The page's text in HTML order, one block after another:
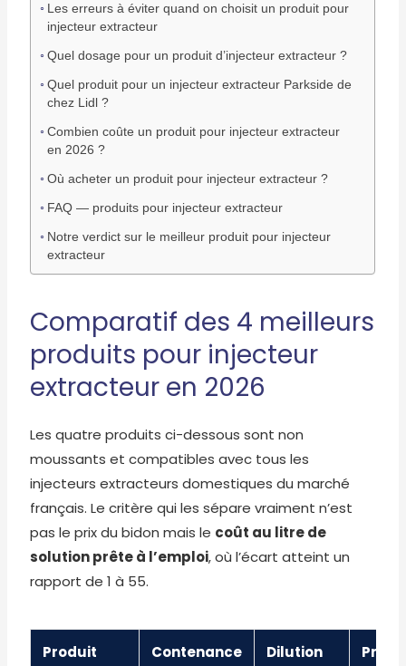
Les erreurs à éviter quand on choisit un produit pour
injecteur extracteur
Quel dosage pour un produit d’injecteur extracteur ?
Quel produit pour un injecteur extracteur Parkside de
chez Lidl ?
Combien coûte un produit pour injecteur extracteur
en 2026 ?
Où acheter un produit pour injecteur extracteur ?
FAQ — produits pour injecteur extracteur
Notre verdict sur le meilleur produit pour injecteur
extracteur
Comparatif des 4 meilleurs
produits pour injecteur
extracteur en 2026
Les quatre produits ci-dessous sont non
moussants et compatibles avec tous les
injecteurs extracteurs domestiques du marché
français. Le critère qui les sépare vraiment n’est
pas le prix du bidon mais le coût au litre de
solution prête à l’emploi, où l’écart atteint un
rapport de 1 à 55.
Produit Contenance Dilution Prix